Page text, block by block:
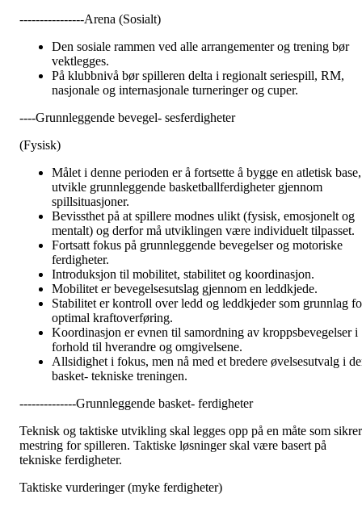
----------------Arena (Sosialt)
Den sosiale rammen ved alle arrangementer og trening bør
vektlegges.
På klubbnivå bør spilleren delta i regionalt seriespill, RM,
nasjonale og internasjonale turneringer og cuper.
----Grunnleggende bevegel- sesferdigheter
(Fysisk)
Målet i denne perioden er å fortsette å bygge en atletisk base,
utvikle grunnleggende basketballferdigheter gjennom
spillsituasjoner.
Bevissthet på at spillere modnes ulikt (fysisk, emosjonelt og
mentalt) og derfor må utviklingen være individuelt tilpasset.
Fortsatt fokus på grunnleggende bevegelser og motoriske
ferdigheter.
Introduksjon til mobilitet, stabilitet og koordinasjon.
Mobilitet er bevegelsesutslag gjennom en leddkjede.
Stabilitet er kontroll over ledd og leddkjeder som grunnlag
optimal kraftoverføring.
Koordinasjon er evnen til samordning av kroppsbevegelser i
forhold til hverandre og omgivelsene.
Allsidighet i fokus, men nå med et bredere øvelsesutvalg i
basket- tekniske treningen.
--------------Grunnleggende basket- ferdigheter
Teknisk og taktiske utvikling skal legges opp på en måte som sikrer
mestring for spilleren. Taktiske løsninger skal være basert på
tekniske ferdigheter.
Taktiske vurderinger (myke ferdigheter)